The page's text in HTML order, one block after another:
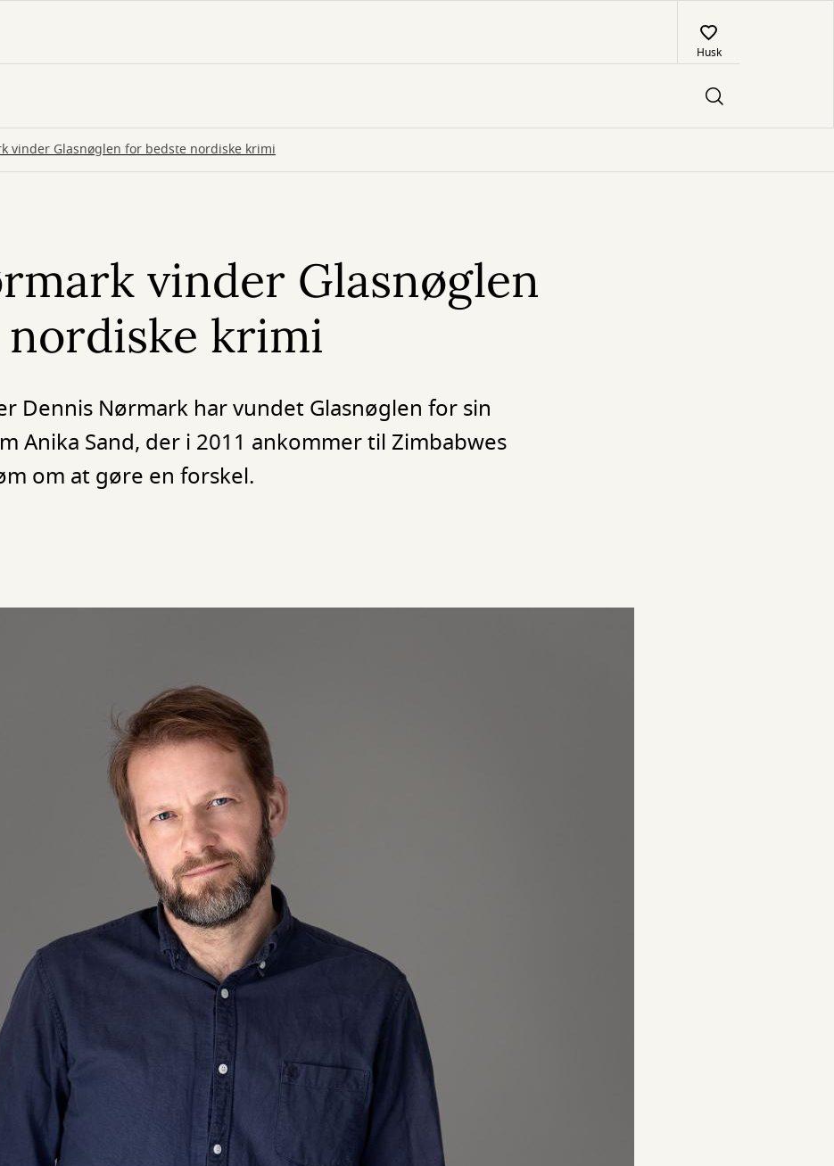
Husk
vinder Glasnøglen for bedste nordiske krimi
vinder Glasnøglen
krimi
Dennis Nørmark har vundet Glasnøglen for sin
Anika Sand, der i 2011 ankommer til Zimbabwes
om at gøre en forskel.